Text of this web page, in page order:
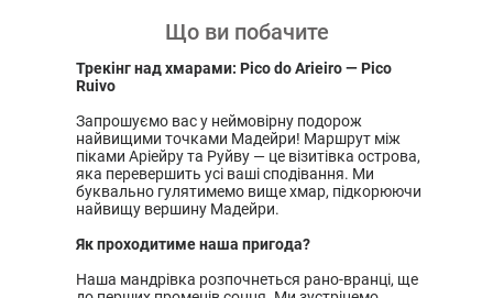
Що ви побачите
Трекінг над хмарами: Pico do Arieiro — Pico
Ruivo
Запрошуємо вас у неймовірну подорож
найвищими точками Мадейри! Маршрут між
піками Аріейру та Руйву — це візитівка острова,
яка перевершить усі ваші сподівання. Ми
буквально гулятимемо вище хмар, підкорюючи
найвищу вершину Мадейри.
Як проходитиме наша пригода?
Наша мандрівка розпочнеться рано-вранці, ще